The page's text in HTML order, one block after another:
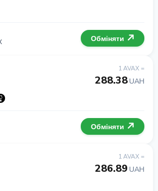
Обміняти
1 AVAX =
288.38UAH
Обміняти
1 AVAX =
286.89 UAH